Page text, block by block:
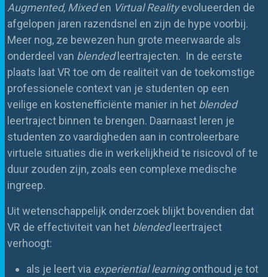
Augmented, Mixeden Virtual Realityevolueerden de
afgelopen jaren razendsnel en zijn de hype voorbij.
Meer nog, ze bewezen hun grote meerwaarde als
onderdeel van blendedleertrajecten. In de eerste
plaats laat VR toe om de realiteit van de toekomstige
professionele context van je studenten op een
veilige en kostenefficiënte manier in het blended
leertraject binnen te brengen. Daarnaast leren je
studenten zo vaardigheden aan in controleerbare
virtuele situaties die in werkelijkheid te risicovol of te
duur zouden zijn, zoals een complexe medische
ingreep.
Uit wetenschappelijk onderzoek blijkt bovendien dat
VR de effectiviteit van het blendedleertraject
verhoogt:
als je leert via experiential learningonthoud je tot